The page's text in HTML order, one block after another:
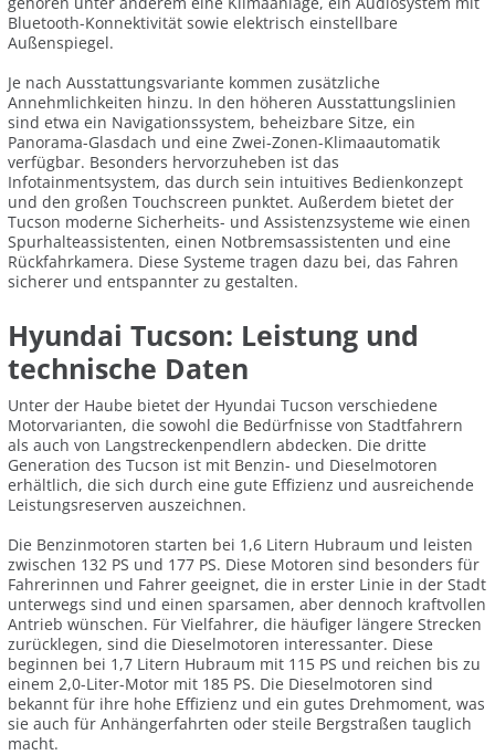
Bluetooth-Konnektivität sowie elektrisch einstellbare
Außenspiegel.
Je nach Ausstattungsvariante kommen zusätzliche
Annehmlichkeiten hinzu. In den höheren Ausstattungslinien
sind etwa ein Navigationssystem, beheizbare Sitze, ein
Panorama-Glasdach und eine Zwei-Zonen-Klimaautomatik
verfügbar. Besonders hervorzuheben ist das
Infotainmentsystem, das durch sein intuitives Bedienkonzept
und den großen Touchscreen punktet. Außerdem bietet der
Tucson moderne Sicherheits- und Assistenzsysteme wie einen
Spurhalteassistenten, einen Notbremsassistenten und eine
Rückfahrkamera. Diese Systeme tragen dazu bei, das Fahren
sicherer und entspannter zu gestalten.
Hyundai Tucson: Leistung und
technische Daten
Unter der Haube bietet der Hyundai Tucson verschiedene
Motorvarianten, die sowohl die Bedürfnisse von Stadtfahrern
als auch von Langstreckenpendlern abdecken. Die dritte
Generation des Tucson ist mit Benzin- und Dieselmotoren
erhältlich, die sich durch eine gute Effizienz und ausreichende
Leistungsreserven auszeichnen.
Die Benzinmotoren starten bei 1,6 Litern Hubraum und leisten
zwischen 132 PS und 177 PS. Diese Motoren sind besonders für
Fahrerinnen und Fahrer geeignet, die in erster Linie in der Stadt
unterwegs sind und einen sparsamen, aber dennoch kraftvollen
Antrieb wünschen. Für Vielfahrer, die häufiger längere Strecken
zurücklegen, sind die Dieselmotoren interessanter. Diese
beginnen bei 1,7 Litern Hubraum mit 115 PS und reichen bis zu
einem 2,0-Liter-Motor mit 185 PS. Die Dieselmotoren sind
bekannt für ihre hohe Effizienz und ein gutes Drehmoment, was
sie auch für Anhängerfahrten oder steile Bergstraßen tauglich
macht.